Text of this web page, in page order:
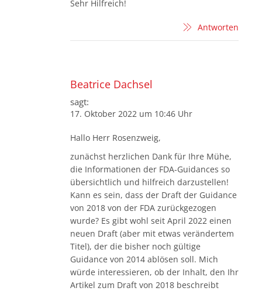
Sehr Hilfreich!
Antworten
Beatrice Dachsel
sagt:
17. Oktober 2022 um 10:46 Uhr
Hallo Herr Rosenzweig,
zunächst herzlichen Dank für Ihre Mühe,
die Informationen der FDA-Guidances so
übersichtlich und hilfreich darzustellen!
Kann es sein, dass der Draft der Guidance
von 2018 von der FDA zurückgezogen
wurde? Es gibt wohl seit April 2022 einen
neuen Draft (aber mit etwas verändertem
Titel), der die bisher noch gültige
Guidance von 2014 ablösen soll. Mich
würde interessieren, ob der Inhalt, den Ihr
Artikel zum Draft von 2018 beschreibt